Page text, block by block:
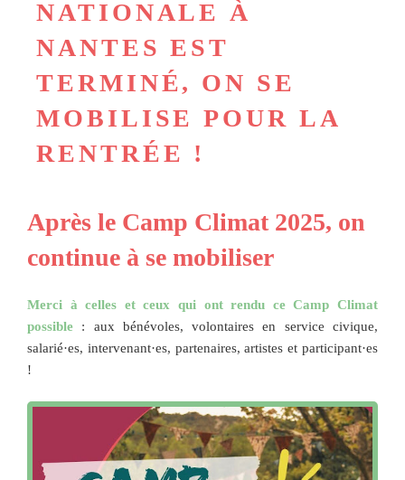
NATIONALE À
NANTES EST
TERMINÉ, ON SE
MOBILISE POUR LA
RENTRÉE !
Après le Camp Climat 2025, on
continue à se mobiliser
Merci à celles et ceux qui ont rendu ce Camp Climat
possible : aux bénévoles, volontaires en service civique,
salarié·es, intervenant·es, partenaires, artistes et participant·es
!